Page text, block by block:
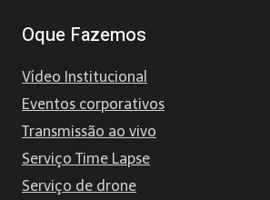
Oque Fazemos
Vídeo Institucional
Eventos corporativos
Transmissão ao vivo
Serviço Time Lapse
Serviço de drone